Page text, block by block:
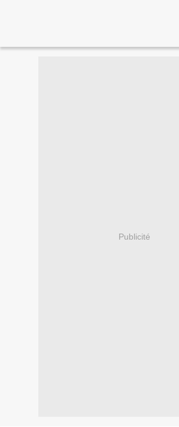
Publicité